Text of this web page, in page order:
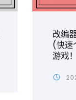
改编
(快速
游戏